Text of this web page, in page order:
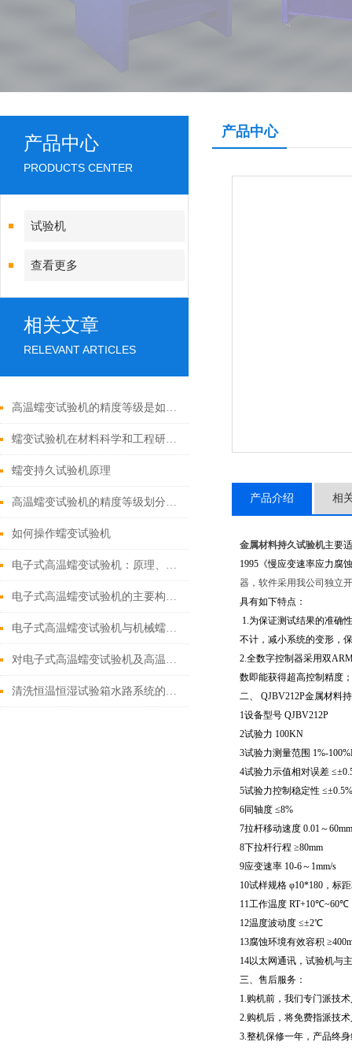
产品中心
PRODUCTS CENTER
试验机
查看更多
相关文章
RELEVANT ARTICLES
高温蠕变试验机的精度等级是如何划分的？
蠕变试验机在材料科学和工程研究领域的应用价值
蠕变持久试验机原理
高温蠕变试验机的精度等级划分标准适用于哪些行业？
如何操作蠕变试验机
电子式高温蠕变试验机：原理、结构与应用深度解析
电子式高温蠕变试验机的主要构成讲解
电子式高温蠕变试验机与机械蠕变试验机的对比
对电子式高温蠕变试验机及高温蠕变试验的理解
清洗恒温恒湿试验箱水路系统的妙招
产品中心
产品介绍 相
金属材料持久试验机主要
1995《慢应变速率应力腐
器，软件采用我公司独立
具有如下特点：
1.为保证测试结果的准确
不计，减小系统的变形，
2.全数字控制器采用双
数即能获得超高控制精度
二、 QJBV212P金属材料
1设备型号 QJBV212P
2试验力 100KN
3试验力测量范围 1%-
4试验力示值相对误差
5试验力控制稳定性
6同轴度 ≤8%
7拉杆移动速度 0.01～
8下拉杆行程 ≥80mm
9应变速率 10-6～1mm/s
10试样规格 φ10*180，标
11工作温度 RT+10℃~60℃
12温度波动度 ≤±2℃
13腐蚀环境有效容积
14以太网通讯，试验机与
三、售后服务：
1.购机前，我们专门派技
2.购机后，将免费指派技
3.整机保修一年，产品终